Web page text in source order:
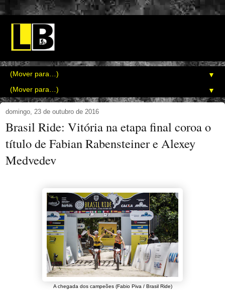
▼
▼
domingo, 23 de outubro de 2016
Brasil Ride: Vitória na etapa final coroa o
título de Fabian Rabensteiner e Alexey
Medvedev
A chegada dos campeões (Fabio Piva / Brasil Ride)